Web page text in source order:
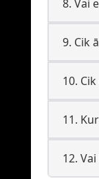
8. Vai
9. Cik
10.
11.
12.